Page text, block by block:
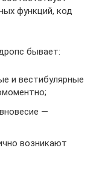
функций, код
бывает:
и вестибулярные
—
возникают